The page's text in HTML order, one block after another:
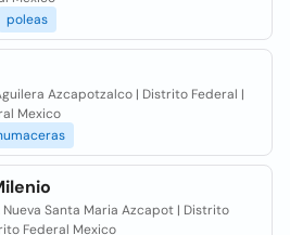
poleas
Azcapotzalco | Distrito Federal |
Mexico
Nueva Santa Maria Azcapot | Distrito
Federal Mexico